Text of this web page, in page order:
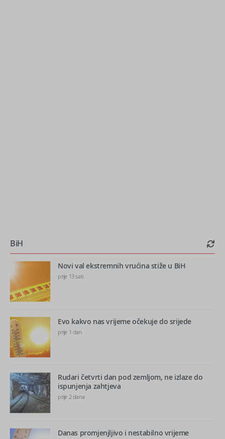
BiH
Novi val ekstremnih vrućina stiže u BiH
prije 13 sati
Evo kakvo nas vrijeme očekuje do srijede
prije 1 dan
Rudari četvrti dan pod zemljom, ne izlaze do
ispunjenja zahtjeva
prije 2 dana
Danas promjenjljivo i nestabilno vrijeme